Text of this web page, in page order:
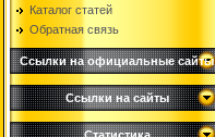
Каталог статей
Обратная связь
Ссылки на официальные сайты
Ссылки на сайты